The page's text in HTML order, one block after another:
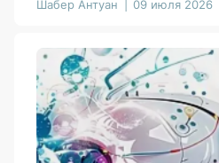
Шабер Антуан 09 июля 2026